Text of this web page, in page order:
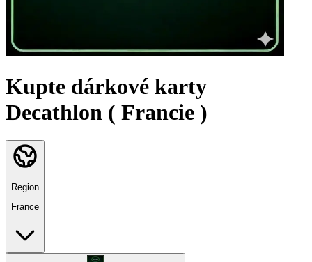
Kupte dárkové karty
Decathlon ( Francie )
Region
France